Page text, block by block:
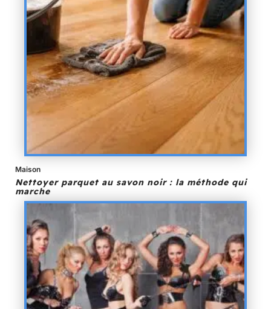
Maison
Nettoyer parquet au savon noir : la méthode qui
marche